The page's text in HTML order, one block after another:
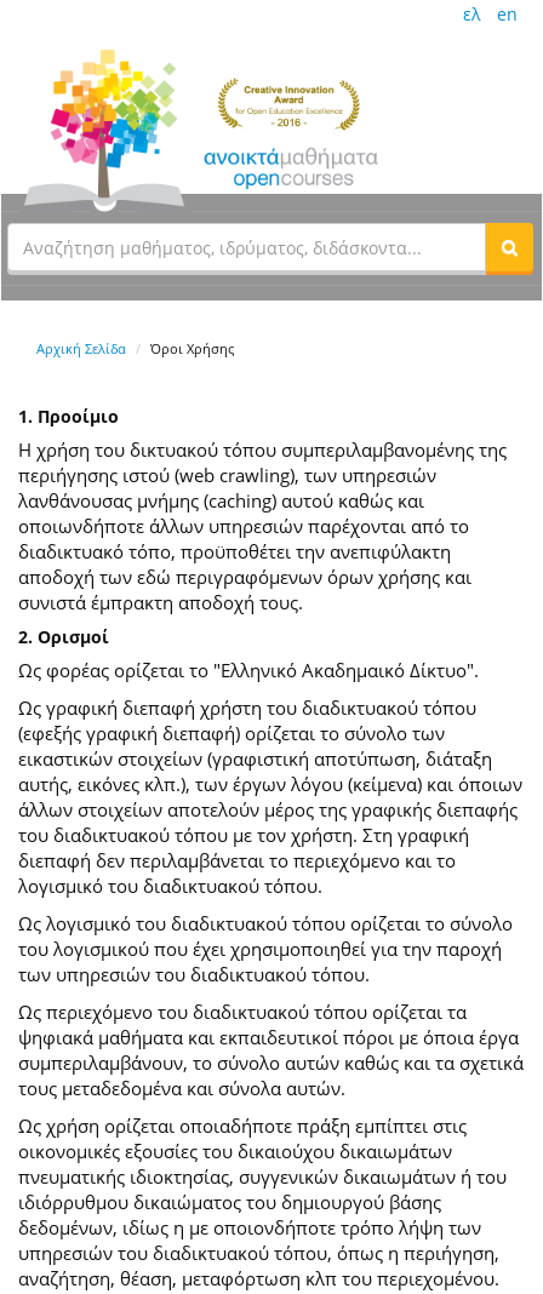
ελ en
Αρχική Σελίδα Όροι Χρήσης
1. Προοίμιο
Η χρήση του δικτυακού τόπου συμπεριλαμβανομένης της
περιήγησης ιστού (web crawling), των υπηρεσιών
λανθάνουσας μνήμης (caching) αυτού καθώς και
οποιωνδήποτε άλλων υπηρεσιών παρέχονται από το
διαδικτυακό τόπο, προϋποθέτει την ανεπιφύλακτη
αποδοχή των εδώ περιγραφόμενων όρων χρήσης και
συνιστά έμπρακτη αποδοχή τους.
2. Ορισμοί
Ως φορέας ορίζεται το "Ελληνικό Ακαδημαικό Δίκτυο".
Ως γραφική διεπαφή χρήστη του διαδικτυακού τόπου
(εφεξής γραφική διεπαφή) ορίζεται το σύνολο των
εικαστικών στοιχείων (γραφιστική αποτύπωση, διάταξη
αυτής, εικόνες κλπ.), των έργων λόγου (κείμενα) και όποιων
άλλων στοιχείων αποτελούν μέρος της γραφικής διεπαφής
του διαδικτυακού τόπου με τον χρήστη. Στη γραφική
διεπαφή δεν περιλαμβάνεται το περιεχόμενο και το
λογισμικό του διαδικτυακού τόπου.
Ως λογισμικό του διαδικτυακού τόπου ορίζεται το σύνολο
του λογισμικού που έχει χρησιμοποιηθεί για την παροχή
των υπηρεσιών του διαδικτυακού τόπου.
Ως περιεχόμενο του διαδικτυακού τόπου ορίζεται τα
ψηφιακά μαθήματα και εκπαιδευτικοί πόροι με όποια έργα
συμπεριλαμβάνουν, το σύνολο αυτών καθώς και τα σχετικά
τους μεταδεδομένα και σύνολα αυτών.
Ως χρήση ορίζεται οποιαδήποτε πράξη εμπίπτει στις
οικονομικές εξουσίες του δικαιούχου δικαιωμάτων
πνευματικής ιδιοκτησίας, συγγενικών δικαιωμάτων ή του
ιδιόρρυθμου δικαιώματος του δημιουργού βάσης
δεδομένων, ιδίως η με οποιονδήποτε τρόπο λήψη των
υπηρεσιών του διαδικτυακού τόπου, όπως η περιήγηση,
αναζήτηση, θέαση, μεταφόρτωση κλπ του περιεχομένου.